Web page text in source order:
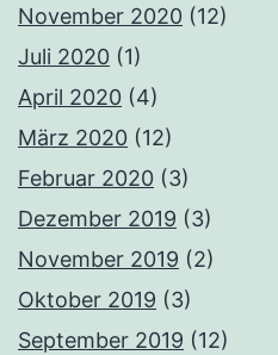
November 2020 (12)
Juli 2020 (1)
April 2020 (4)
März 2020 (12)
Februar 2020 (3)
Dezember 2019 (3)
November 2019 (2)
Oktober 2019 (3)
September 2019 (12)